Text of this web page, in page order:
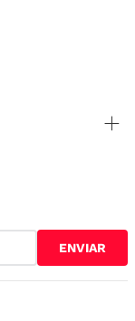
ENVIAR